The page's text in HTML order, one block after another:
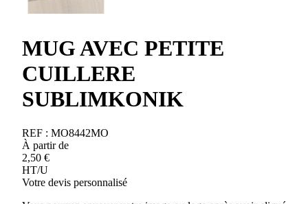
MUG AVEC PETITE
CUILLERE
SUBLIMKONIK
REF : MO8442MO
À partir de
2,50 €
HT/U
Votre devis personnalisé